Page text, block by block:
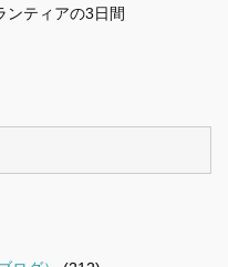
ンティアの3日間